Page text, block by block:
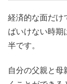
経済的な面だけ
ばいけない時期
半です。
自分の父親と母